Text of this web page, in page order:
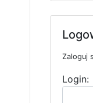
Zaloguj
Login: